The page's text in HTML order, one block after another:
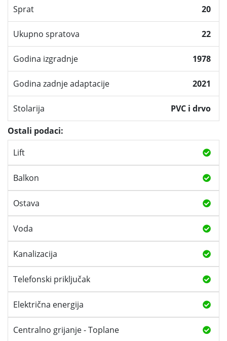
Sprat 20
Ukupno spratova 22
Godina izgradnje 1978
Godina zadnje adaptacije 2021
Stolarija
PVC i drvo
Ostali podaci:
Lift
Balkon
Ostava
Voda
Kanalizacija
Telefonski priključak
Električna energija
Centralno grijanje - Toplane